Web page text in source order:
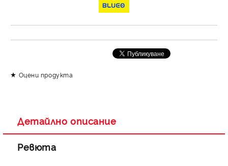
Оцени продукта
Детайлно описание
Ревюта